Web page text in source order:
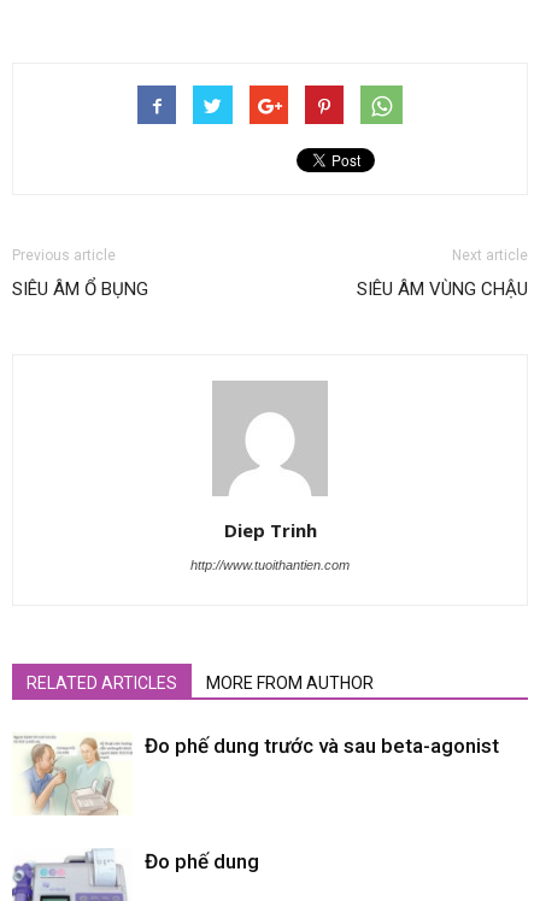
Previous article
SIÊU ÂM Ổ BỤNG
Next article
SIÊU ÂM VÙNG CHẬU
Diep Trinh
http://www.tuoithantien.com
RELATED ARTICLES MORE FROM AUTHOR
Đo phế dung trước và sau beta-agonist
Đo phế dung